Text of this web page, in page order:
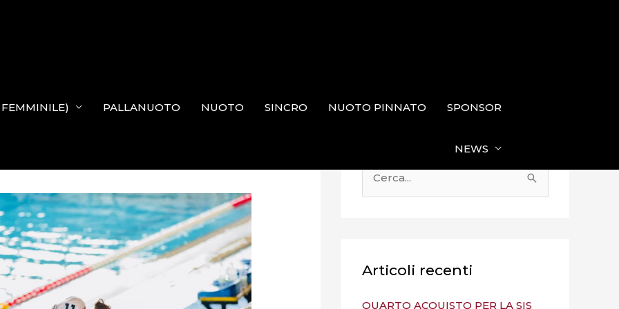
FEMMINILE) PALLANUOTO NUOTO SINCRO NUOTO PINNATO SPONSOR
NEWS
e
a
Articoli recenti
QUARTO ACQUISTO PER LA SIS